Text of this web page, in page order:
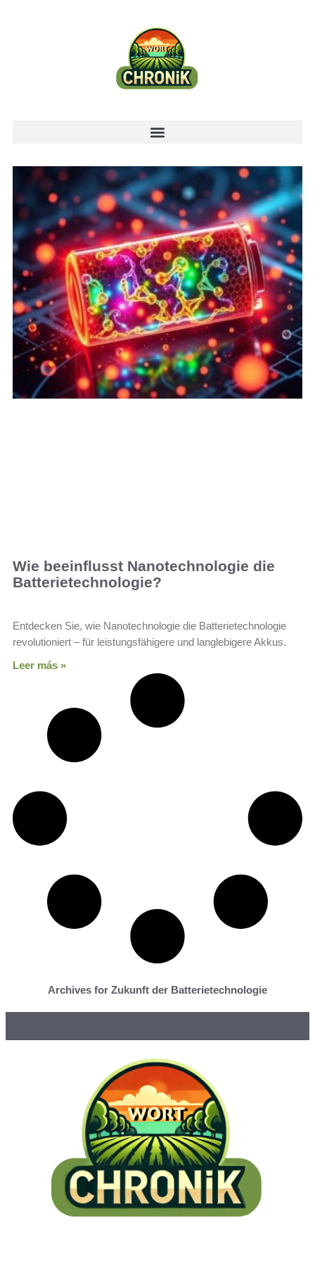
Wie beeinflusst Nanotechnologie die
Batterietechnologie?
Entdecken Sie, wie Nanotechnologie die Batterietechnologie
revolutioniert – für leistungsfähigere und langlebigere Akkus.
Leer más »
Archives for Zukunft der Batterietechnologie